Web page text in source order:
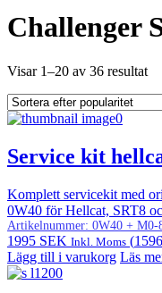
Challenger
Visar 1–20 av 36 resultat
Service kit
Komplett servicekit med
0W40 för Hellcat, SRT8
Artikelnummer: 0W40 + M0-
1995 SEK Inkl. Moms (1596
Lägg till i varukorg Läs